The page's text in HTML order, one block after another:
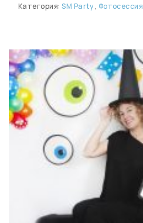
Категория:SM Party, Фотосессия